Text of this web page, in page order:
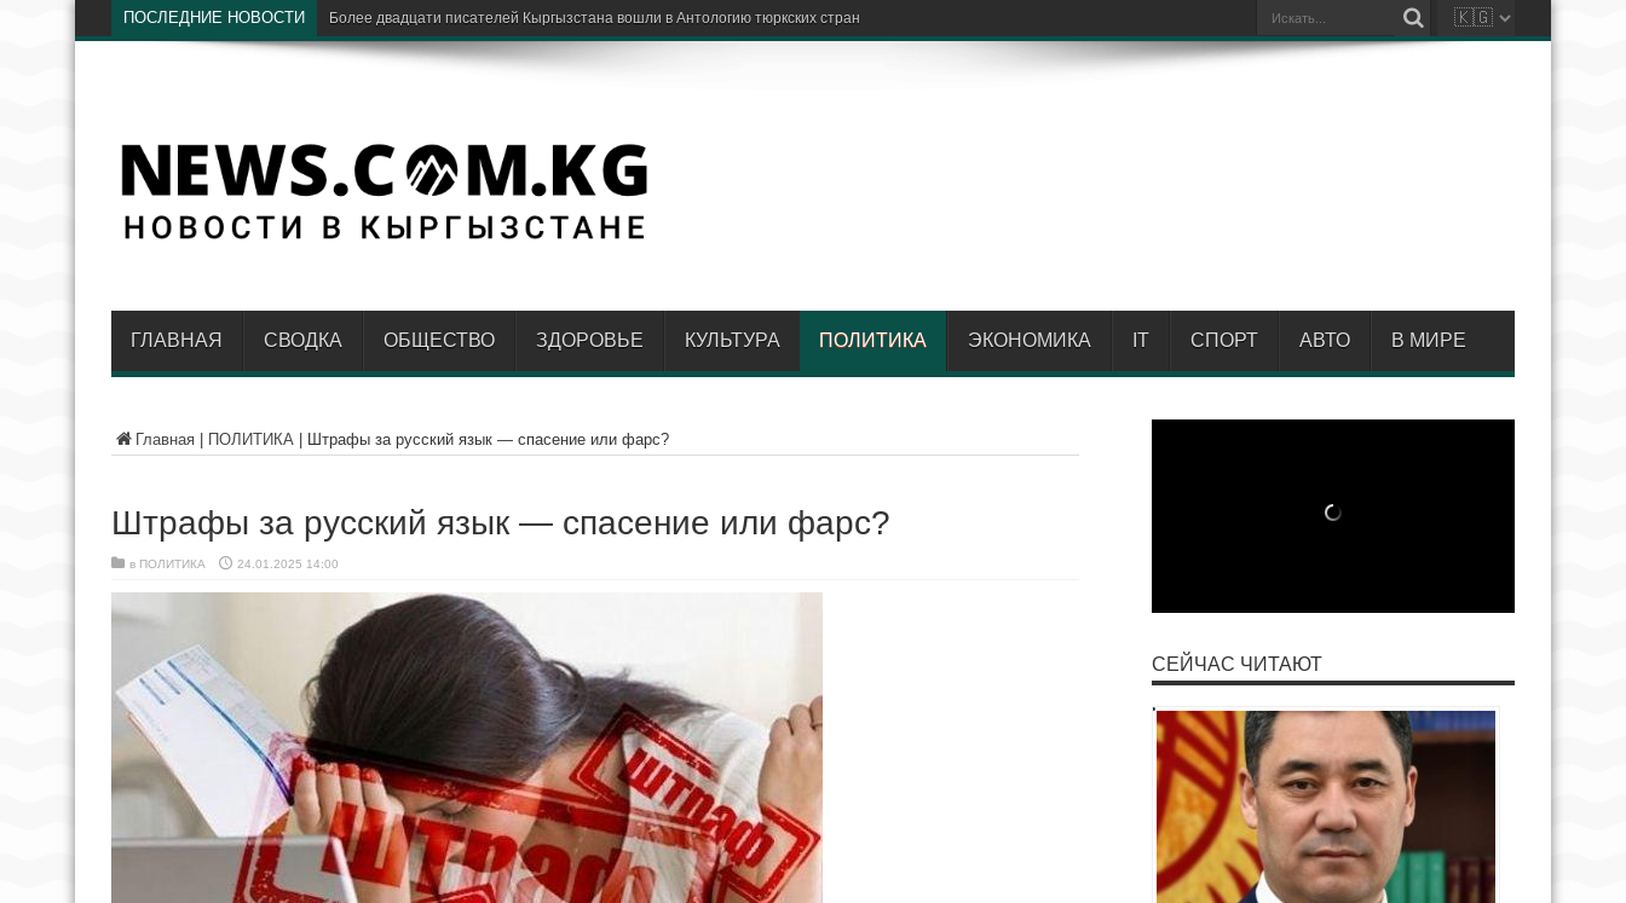
ПОСЛЕДНИЕ НОВОСТИ «Дордой» и «Мурас Юнайте
ГЛАВНАЯ СВОДКА ОБЩЕСТВО ЗДОРОВЬЕ КУЛЬТУРА ПОЛИТИКА ЭКОНОМИКА IT СПОРТ АВТО В МИРЕ
Главная ПОЛИТИКА Штрафы за русский язык — спасение или фарс?
Штрафы за русский язык — спасение или фарс?
в ПОЛИТИКА 24.01.2025 14:00
СЕЙЧАС ЧИТАЮТ